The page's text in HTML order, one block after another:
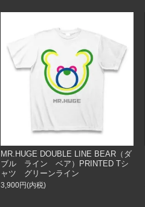
MR.HUGE DOUBLE LINE BEAR（ダ
ブル ライン ベア）PRINTED Tシ
ャツ グリーンライン
3,900円(内税)